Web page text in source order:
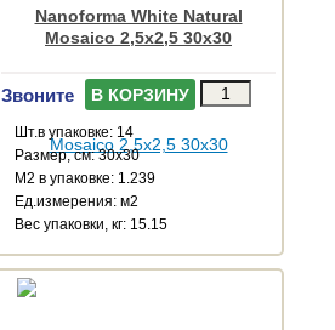
Nanoforma White Natural
Mosaico 2,5x2,5 30x30
Звоните В КОРЗИНУ
Шт.в упаковке: 14
Размер, см: 30x30
М2 в упаковке: 1.239
Ед.измерения: м2
Веc упаковки, кг: 15.15